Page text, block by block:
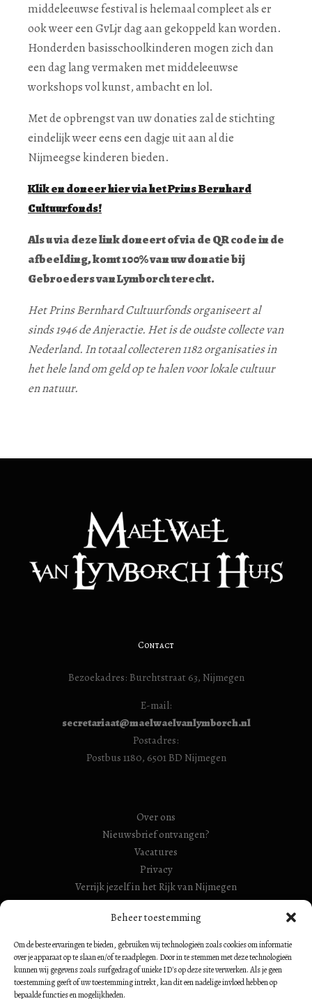
Beheer toestemming
Om de beste ervaringen te bieden, gebruiken wij technologieën zoals cookies om informatie
over je apparaat op te slaan en/of te raadplegen. Door in te stemmen met deze technologieën
kunnen wij gegevens zoals surfgedrag of unieke ID's op deze site verwerken. Als je geen
toestemming geeft of uw toestemming intrekt, kan dit een nadelige invloed hebben op
bepaalde functies en mogelijkheden.
middeleeuwse festival is helemaal compleet als er
ook weer een GvLjr dag aan gekoppeld kan worden.
Honderden basisschoolkinderen mogen zich dan
een dag lang vermaken met middeleeuwse
workshops vol kunst, ambacht en lol.
Met de opbrengst van uw donaties zal de stichting
eindelijk weer eens een dagje uit aan al die
Nijmeegse kinderen bieden.
Klik en doneer hier via het Prins Bernhard
Cultuurfonds!
Als u via deze link doneert of via de QR code in de
afbeelding, komt 100% van uw donatie bij
Gebroeders van Lymborch terecht.
Het Prins Bernhard Cultuurfonds organiseert al
sinds 1946 de Anjeractie. Het is de oudste collecte van
Nederland. In totaal collecteren 1182 organisaties in
het hele land om geld op te halen voor lokale cultuur
en natuur.
Contact
Bezoekadres: Burchtstraat 63, Nijmegen
E-mail:
secretariaat@maelwaelvanlymborch.nl
Postadres:
Postbus 1180, 6501 BD Nijmegen
Over ons
Nieuwsbrief ontvangen?
Vacatures
Privacy
Verrijk jezelf in het Rijk van Nijmegen
RSIN Gebroeders Van Limburg Huis (ook: Maelwael van
RSIN Stiching Maelwael Van Lymborch: 813106680